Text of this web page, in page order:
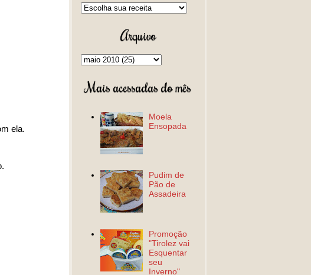
ela.
Arquivo
Mais acessadas do mês
Moela
Ensopada
Pudim de
Pão de
Assadeira
Promoção
"Tirolez vai
Esquentar
seu
Inverno"